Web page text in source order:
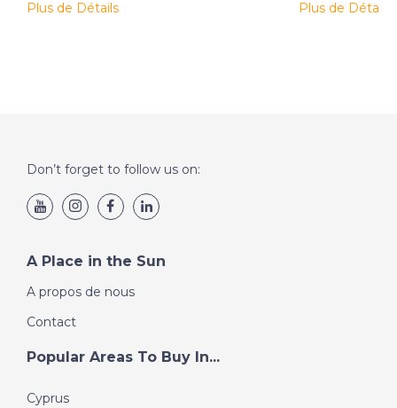
Plus de Détails Plus de Détails
Don’t forget to follow us on:
A Place in the Sun
A propos de nous
Contact
Popular Areas To Buy In...
Cyprus